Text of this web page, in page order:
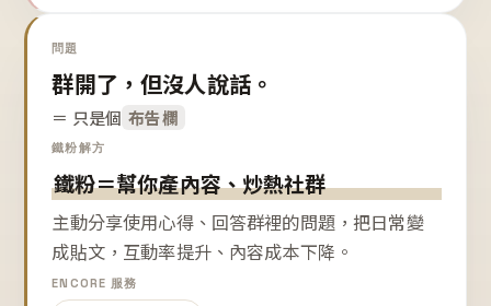
問題
群開了，但沒人說話。
＝ 只是個 布告欄
鐵粉解方
鐵粉＝幫你產內容、炒熱社群
主動分享使用心得、回答群裡的問題，把日常變
成貼文，互動率提升、內容成本下降。
ENCORE 服務